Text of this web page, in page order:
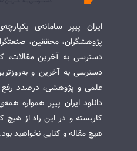
ایران پیپر سامانه‌ی
پژوهشگران، محققین،
دسترسی به آخرین مقالات،
دسترسی به آخرین و
علمی و پژوهشی، درصدد رفع
دانلود ایران پیپر همواره
کاربسته و در این راه از هیچ
هیچ مقاله و کتابی نخواهید بود.